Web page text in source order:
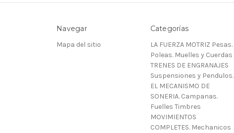
Navegar
Mapa del sitio
Categorías
LA FUERZA MOTRIZ Pesas.
Poleas. Muelles y Cuerdas
TRENES DE ENGRANAJES
Suspensiones y Pendulos.
EL MECANISMO DE
SONERIA. Campanas.
Fuelles Timbres
MOVIMIENTOS
COMPLETES. Mechanicos